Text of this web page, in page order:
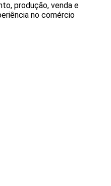
produção, venda e
no comércio